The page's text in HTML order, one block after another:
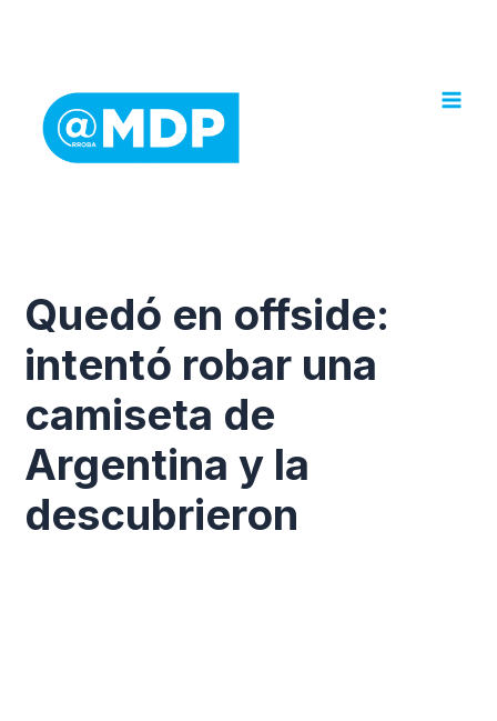
Quedó en offside:
intentó robar una
camiseta de
Argentina y la
descubrieron